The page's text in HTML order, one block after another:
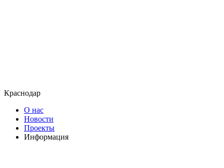
Краснодар
О нас
Новости
Проекты
Информация